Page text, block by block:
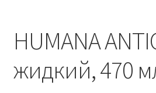
HUMANA
жидкий, 470